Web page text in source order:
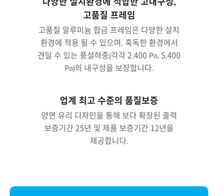
고품질 프레임
고품질 알루미늄 합금 프레임은 다양한 설치
환경에 적용 될 수 있으며, 혹독한 환경에서
견딜 수 있는 풍설하중(각각 2,400 Pa, 5,400
Pa)의 내구성을 보장합니다.
업계 최고 수준의 품질보증
양면 유리 디자인을 통해 보다 확장된 출력
보증기간 25년 및 제품 보증기간 12년을
제공합니다.